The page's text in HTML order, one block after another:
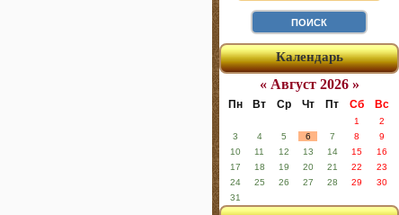
Календарь
« Август 2026 »
Пн Вт Ср Чт Пт Сб Вс
1
2
3
4 5 6 7 8
9
10
11 12 13 14 15
16
17
18 19 20 21 22
23
24
25 26 27 28 29
30
31